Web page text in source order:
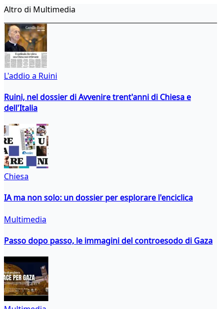
Altro di Multimedia
L'addio a Ruini
Ruini, nel dossier di Avvenire trent'anni di Chiesa e
dell'Italia
Chiesa
IA ma non solo: un dossier per esplorare l'enciclica
Multimedia
Passo dopo passo, le immagini del controesodo di Gaza